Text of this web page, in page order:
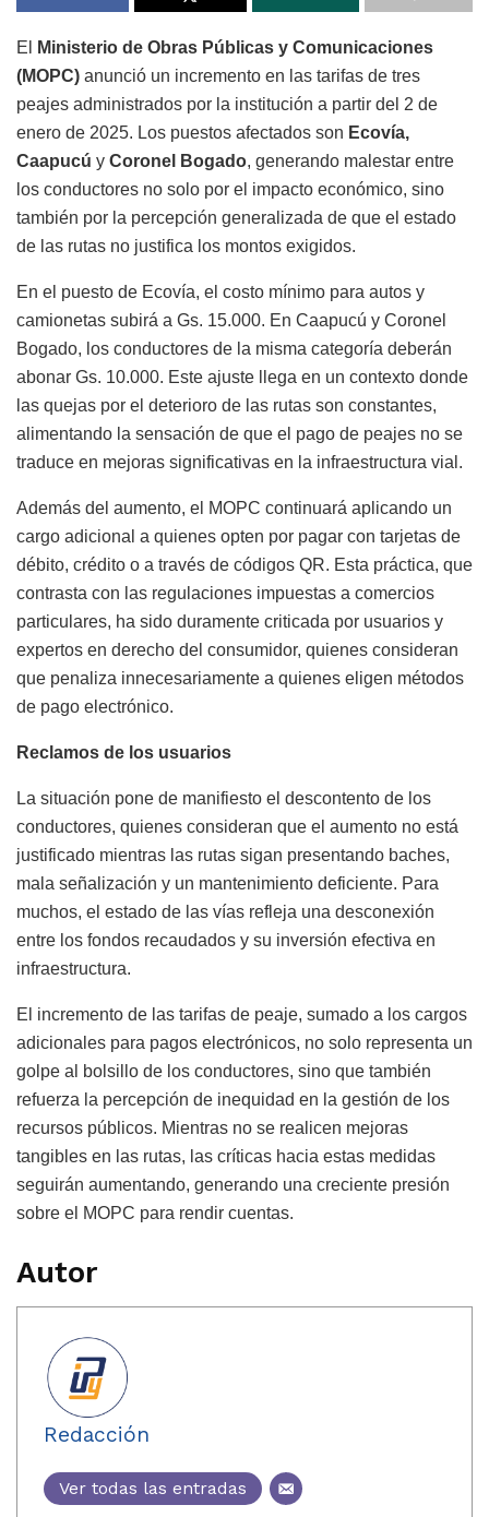
El
Ministerio de Obras Públicas y Comunicaciones
(MOPC) anunció un incremento en las tarifas de tres
peajes administrados por la institución a partir del 2 de
enero de 2025. Los puestos afectados son Ecovía,
Caapucú y Coronel Bogado, generando malestar entre
los conductores no solo por el impacto económico, sino
también por la percepción generalizada de que el estado
de las rutas no justifica los montos exigidos.
En el puesto de Ecovía, el costo mínimo para autos y
camionetas subirá a Gs. 15.000. En Caapucú y Coronel
Bogado, los conductores de la misma categoría deberán
abonar Gs. 10.000. Este ajuste llega en un contexto donde
las quejas por el deterioro de las rutas son constantes,
alimentando la sensación de que el pago de peajes no se
traduce en mejoras significativas en la infraestructura vial.
Además del aumento, el MOPC continuará aplicando un
cargo adicional a quienes opten por pagar con tarjetas de
débito, crédito o a través de códigos QR. Esta práctica, que
contrasta con las regulaciones impuestas a comercios
particulares, ha sido duramente criticada por usuarios y
expertos en derecho del consumidor, quienes consideran
que penaliza innecesariamente a quienes eligen métodos
de pago electrónico.
Reclamos de los usuarios
La situación pone de manifiesto el descontento de los
conductores, quienes consideran que el aumento no está
justificado mientras las rutas sigan presentando baches,
mala señalización y un mantenimiento deficiente. Para
muchos, el estado de las vías refleja una desconexión
entre los fondos recaudados y su inversión efectiva en
infraestructura.
El incremento de las tarifas de peaje, sumado a los cargos
adicionales para pagos electrónicos, no solo representa un
golpe al bolsillo de los conductores, sino que también
refuerza la percepción de inequidad en la gestión de los
recursos públicos. Mientras no se realicen mejoras
tangibles en las rutas, las críticas hacia estas medidas
seguirán aumentando, generando una creciente presión
sobre el MOPC para rendir cuentas.
Autor
Redacción
Ver todas las entradas